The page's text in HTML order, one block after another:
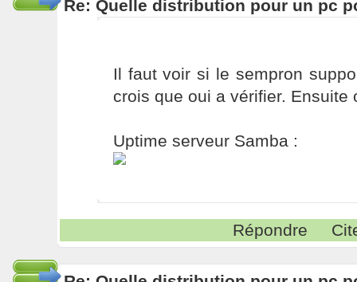
Re: Quelle distribution pour un pc
Il faut voir si le sempron
crois que oui a vérifier. Ensuite
Uptime serveur Samba :
Répondre